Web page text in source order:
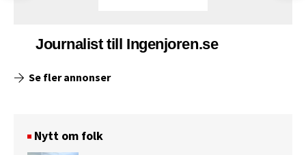
Journalist till Ingenjoren.se
Se fler annonser
Nytt om folk